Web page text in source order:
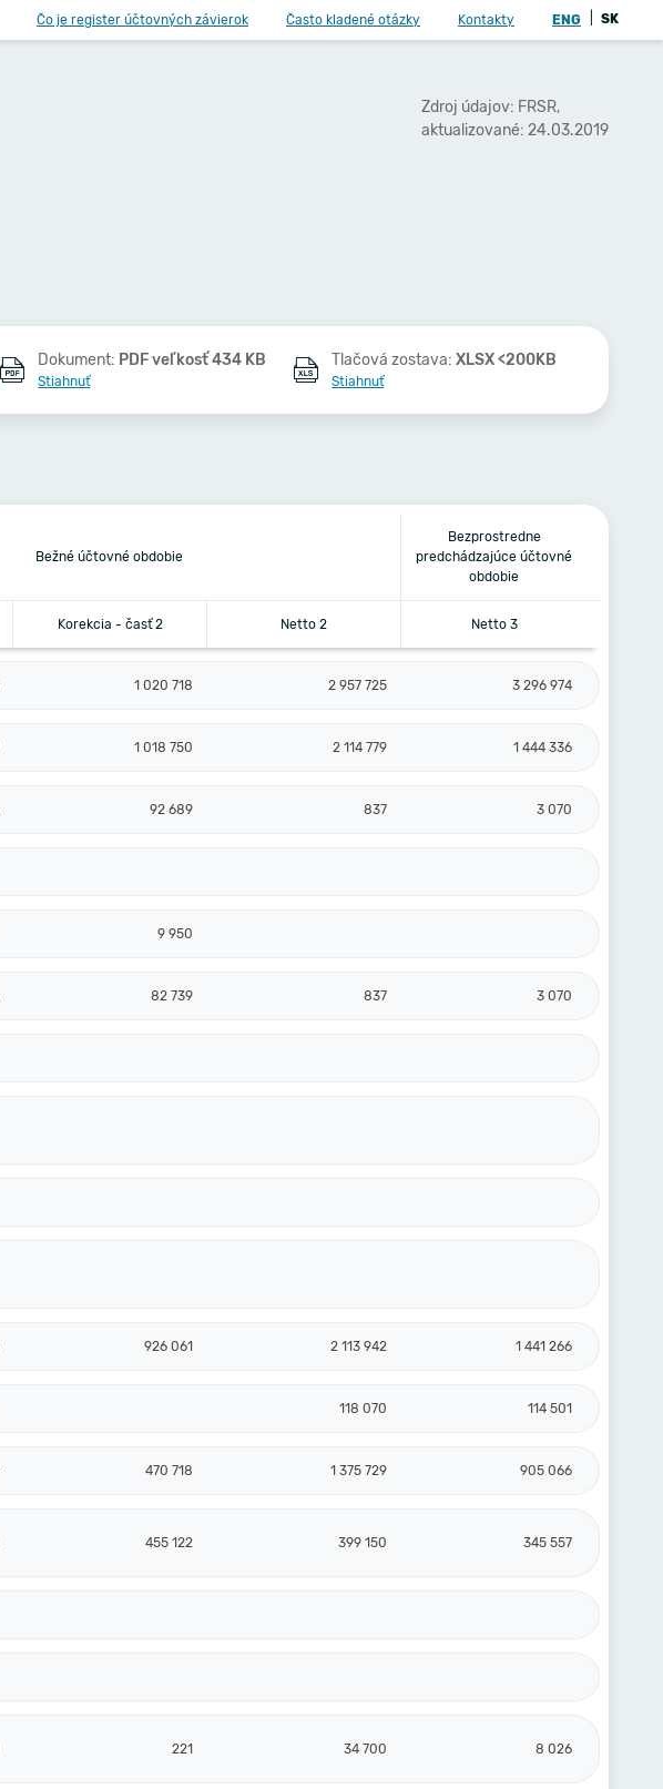
Čo je register účtovných závierok Často kladené otázky Kontakty ENG SK
Zdroj údajov: FRSR,
aktualizované: 24.03.2019
Dokument: PDF veľkosť 434 KB
Stiahnuť
Tlačová zostava:XLSX <200KB
Stiahnuť
Bežné účtovné obdobie
Bezprostredne
predchádzajúce účtovné
obdobie
Korekcia - časť 2 Netto 2 Netto 3
1 020 718 2 957 725 3 296 974
1 018 750 2 114 779 1 444 336
92 689 837 3 070
9 950
82 739 837 3 070
926 061 2 113 942 1 441 266
118 070 114 501
470 718 1 375 729 905 066
455 122 399 150 345 557
221 34 700 8 026